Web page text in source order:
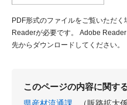
PDF形式のファイルをご覧いただ
Readerが必要です。
Adobe
先からダウンロードしてください。
このページの内容に関す